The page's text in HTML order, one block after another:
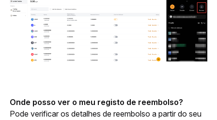
Onde posso ver o meu registo de reembolso?
Pode verificar